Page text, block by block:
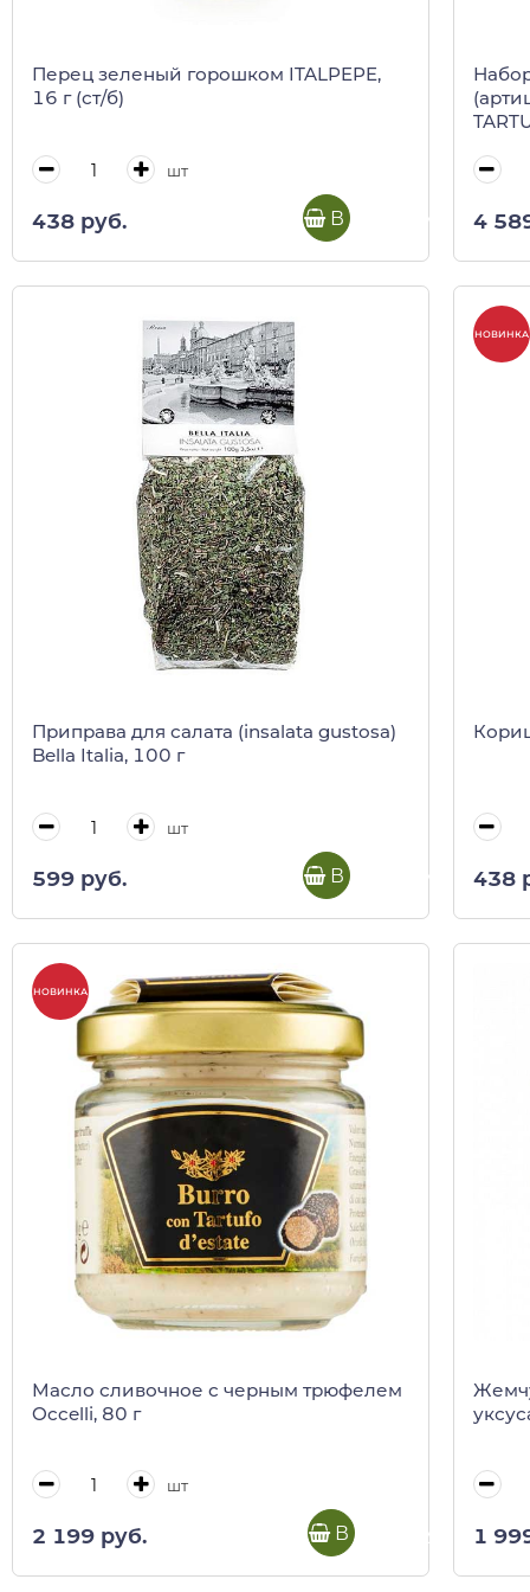
Перец зеленый горошком ITALPEPE,
16 г (ст/б)
шт
438 руб. В корзину 4
Приправа для салата (insalata gustosa)
Bella Italia, 100 г
шт
599 руб. В корзину
НОВИНКА
438
НОВИНКА
Масло сливочное с черным трюфелем
Occelli, 80 г
шт
2 199 руб. В корзину 1